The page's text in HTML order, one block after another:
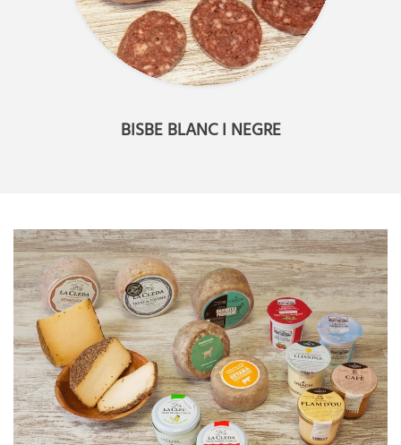
BISBE BLANC I NEGRE